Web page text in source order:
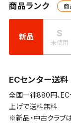
商品ランク 商
新品 S
未使用
ECセンター送料
全国一律880円、
上げで送料無料
※新品・中古クラブ